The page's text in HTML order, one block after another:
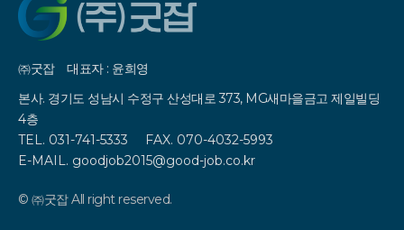
㈜굿잡 대표자 : 윤희영
본사. 경기도 성남시 수정구 산성대로 373, MG새마을금고 제일빌딩
4층
TEL. 031-741-5333
FAX. 070-4032-5993
E-MAIL. goodjob2015@good-job.co.kr
© ㈜굿잡 All right reserved.